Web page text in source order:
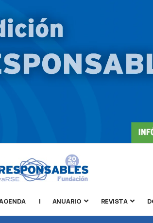
| ANUARIO REVISTA